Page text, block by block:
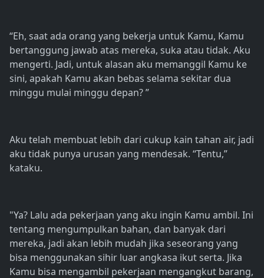
“Eh, saat ada orang yang bekerja untuk Kamu, Kamu
bertanggung jawab atas mereka, suka atau tidak. Aku
mengerti. Jadi, untuk alasan aku memanggil Kamu ke
sini, apakah Kamu akan bebas selama sekitar dua
minggu mulai minggu depan? ”
Aku telah membuat lebih dari cukup kain tahan air, jadi
aku tidak punya urusan yang mendesak. “Tentu,”
kataku.
"Ya? Lalu ada pekerjaan yang aku ingin Kamu ambil. Ini
tentang mengumpulkan bahan, dan banyak dari
mereka, jadi akan lebih mudah jika seseorang yang
bisa menggunakan sihir luar angkasa ikut serta. Jika
Kamu bisa mengambil pekerjaan mengangkut barang,